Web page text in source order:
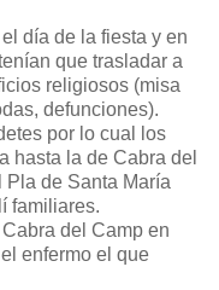
día de la fiesta y en
que trasladar a
religiosos (misa
defunciones).
por lo cual los
hasta la de Cabra del
de Santa María
familiares.
del Camp en
enfermo el que